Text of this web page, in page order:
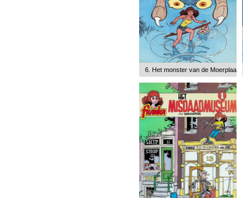
6. Het monster van de Moerplaat